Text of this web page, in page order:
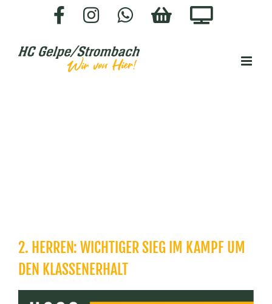
FacebookInstagram
WhatsApp
HC-
2. HERREN: WICHTIGER SIEG IM KAMPF UM
DEN KLASSENERHALT